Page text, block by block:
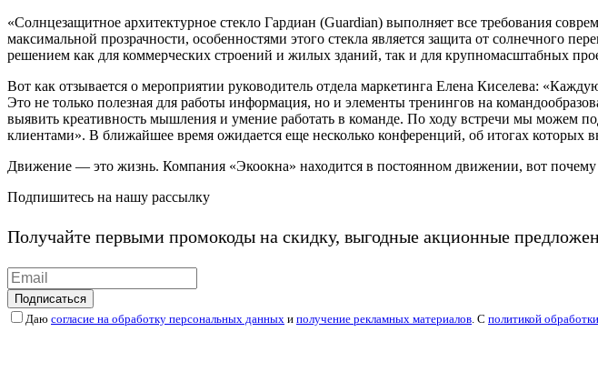
«Солнцезащитное архитектурное стекло Гардиан (Guardian) выполняет все требования
максимальной прозрачности, особенностями этого стекла является защита от солнечного
решением как для коммерческих строений и жилых зданий, так и для крупномасштабных
Вот как отзывается о мероприятии руководитель отдела маркетинга Елена Киселева:
Это не только полезная для работы информация, но и элементы тренингов на
выявить креативность мышления и умение работать в команде. По ходу встречи мы можем
клиентами». В ближайшее время ожидается еще несколько конференций, об итогах которых
Движение — это жизнь. Компания «Экоокна» находится в постоянном движении, вот почему
Подпишитесь на нашу рассылку
Получайте первыми промокоды на скидку, выгодные акционные
Подписаться
Даю согласие на обработку персональных данных и получение рекламных материалов . С политикой